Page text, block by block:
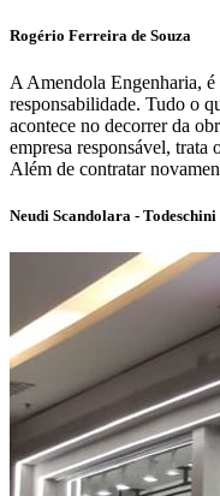
Rogério Ferreira de Souza
A Amendola Engenharia, é
responsabilidade. Tudo o
acontece no decorrer da
empresa responsável, trata
Além de contratar
Neudi Scandolara - Todeschini